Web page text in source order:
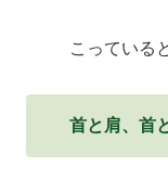
こっている
首と肩、首